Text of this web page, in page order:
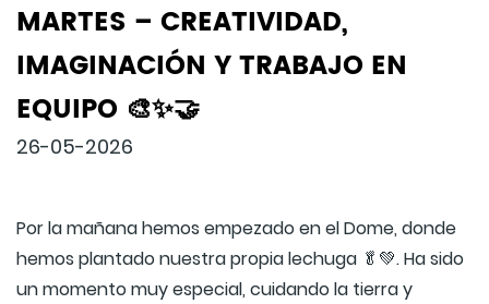
MARTES – CREATIVIDAD,
IMAGINACIÓN Y TRABAJO EN
EQUIPO 🎨✨🤝
26-05-2026
Por la mañana hemos empezado en el Dome, donde
hemos plantado nuestra propia lechuga 🥬💚. Ha sido
un momento muy especial, cuidando la tierra y